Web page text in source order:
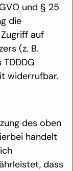
und § 25
die
auf
(z. B.
widerrufbar.
des oben
handelt
dass